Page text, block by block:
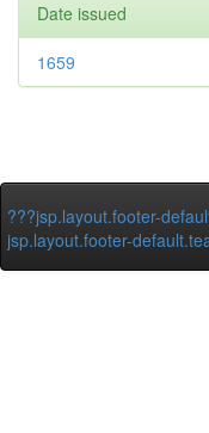
Date issued
1659
???jsp.layout.footer-
jsp.layout.footer-